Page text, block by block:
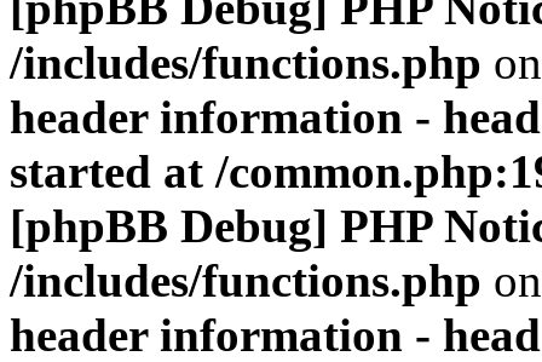
/includes/functions.php
header information -
started at /
[phpBB Debug] PHP
/includes/functions.php
header information -